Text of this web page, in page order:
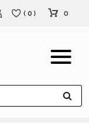
( 0 ) 0